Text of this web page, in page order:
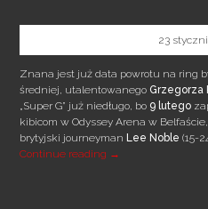
23
Znana jest już data powrotu na ring
średniej, utalentowanego Grzegorza
„Super G” już niedługo, bo 9 lutego
kibicom w Odyssey Arena w
brytyjski journeyman Lee Noble (15-
Continue reading 9 LUTEGO
→